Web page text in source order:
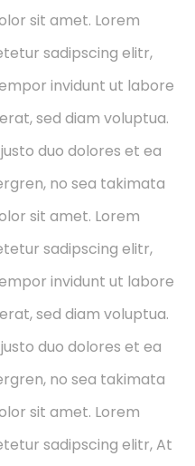
sit amet. Lorem
sadipscing elitr,
invidunt ut labore
sed diam voluptua.
duo dolores et ea
no sea takimata
sit amet. Lorem
sadipscing elitr,
invidunt ut labore
sed diam voluptua.
duo dolores et ea
no sea takimata
sit amet. Lorem
sadipscing elitr, At